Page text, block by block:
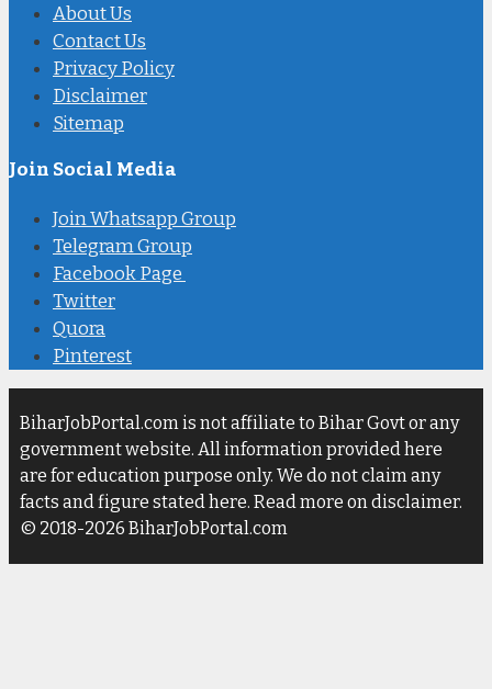
About Us
Contact Us
Privacy Policy
Disclaimer
Sitemap
Join Social Media
Join Whatsapp Group
Telegram Group
Facebook Page
Twitter
Quora
Pinterest
BiharJobPortal.com is not affiliate to Bihar Govt or any
government website. All information provided here
are for education purpose only. We do not claim any
facts and figure stated here. Read more on disclaimer.
© 2018-2026 BiharJobPortal.com